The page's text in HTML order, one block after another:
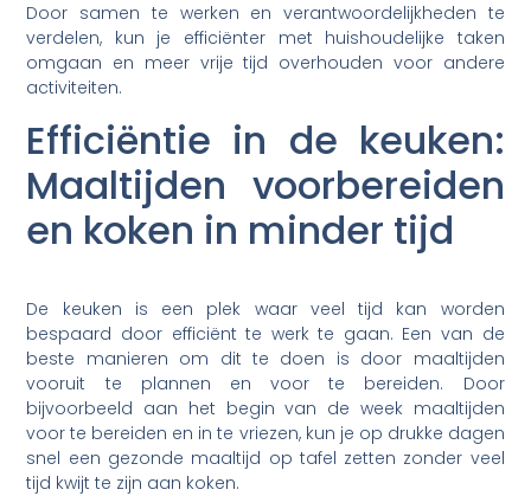
Door samen te werken en verantwoordelijkheden te
verdelen, kun je efficiënter met huishoudelijke taken
omgaan en meer vrije tijd overhouden voor andere
activiteiten.
Efficiëntie in de keuken:
Maaltijden voorbereiden
en koken in minder tijd
De keuken is een plek waar veel tijd kan worden
bespaard door efficiënt te werk te gaan. Een van de
beste manieren om dit te doen is door maaltijden
vooruit te plannen en voor te bereiden. Door
bijvoorbeeld aan het begin van de week maaltijden
voor te bereiden en in te vriezen, kun je op drukke dagen
snel een gezonde maaltijd op tafel zetten zonder veel
tijd kwijt te zijn aan koken.